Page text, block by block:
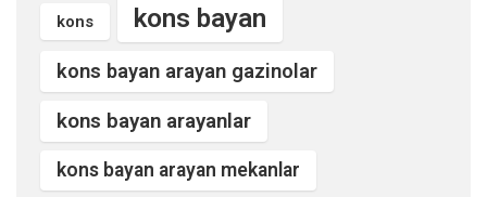
kons kons bayan
kons bayan arayan gazinolar
kons bayan arayanlar
kons bayan arayan mekanlar